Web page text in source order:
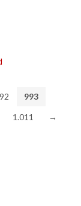
993
1.011 →